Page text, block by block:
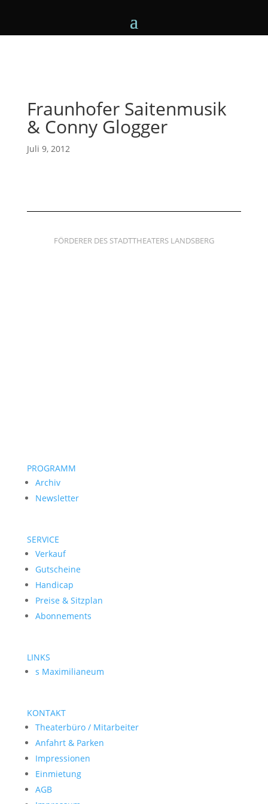
Fraunhofer Saitenmusik
& Conny Glogger
Juli 9, 2012
FÖRDERER DES STADTTHEATERS LANDSBERG
PROGRAMM
Archiv
Newsletter
SERVICE
Verkauf
Gutscheine
Handicap
Preise & Sitzplan
Abonnements
LINKS
s Maximilianeum
KONTAKT
Theaterbüro / Mitarbeiter
Anfahrt & Parken
Impressionen
Einmietung
AGB